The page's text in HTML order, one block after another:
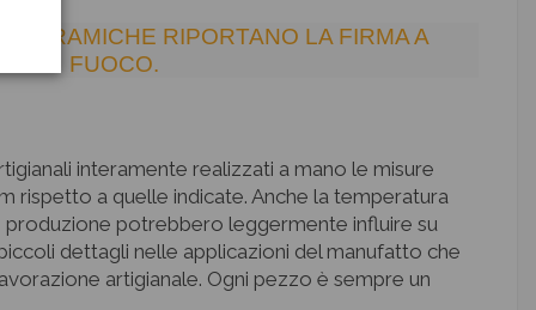
CERAMICHE RIPORTANO LA FIRMA A
FUOCO.
interamente realizzati a mano le misure
rispetto a quelle indicate. Anche la temperatura
produzione potrebbero leggermente influire su
dettagli nelle applicazioni del manufatto che
artigianale. Ogni pezzo è sempre un